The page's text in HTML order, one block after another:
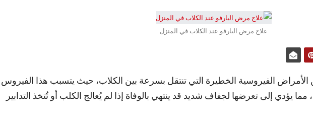
علاج مرض البارفو عند الكلاب في المنزل
الأمراض الفيروسية الخطيرة التي تنتقل بسرعة بين الكلاب، حيث يتسبب هذا الفيروس
يؤدي إلى تعرضها لجفاف شديد قد ينتهي بالوفاة إذا لم يُعالج الكلب أو تُتخذ التدابير